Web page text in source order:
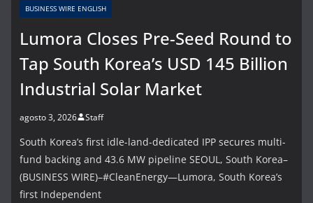
BUSINESS WIRE ENGLISH
Lumora Closes Pre-Seed Round to
Tap South Korea’s USD 145 Billion
Industrial Solar Market
agosto 3, 2026 Staff
South Korea’s first idle-land-dedicated IPP secures multi-
fund backing and 43.6 MW pipeline SEOUL, South Korea–
(BUSINESS WIRE)–#CleanEnergy—Lumora, South Korea’s
first Independent